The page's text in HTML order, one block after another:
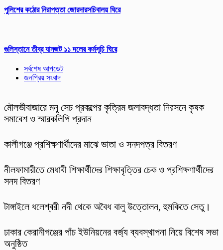
পুলিশের কঠোর নিরাপত্তা জোরদারসচিবালয় ঘিরে
গুলিস্তানে তীব্র যানজট ১১ দলের কর্মসূচি ঘিরে
সর্বশেষ আপডেট
জনপ্রিয় সংবাদ
মৌলভীবাজারে মনু সেচ প্রকল্পের কৃত্রিম জলাবদ্ধতা নিরসনে কৃষক
সমাবেশ ও স্মারকলিপি প্রদান
কালীগঞ্জে প্রশিক্ষণার্থীদের মাঝে ভাতা ও সনদপত্র বিতরণ
নীলফামারীতে মেধাবী শিক্ষার্থীদের শিক্ষাবৃত্তির চেক ও প্রশিক্ষণার্থীদের
সনদ বিতরণ
টাঙ্গাইলে ধলেশ্বরী নদী থেকে অবৈধ বালু উত্তোলন, হুমকিতে সেতু।
ঢাকার কেরানীগঞ্জের পাঁচ ইউনিয়নের বর্জ্য ব্যবস্থাপনা নিয়ে বিশেষ সভা
অনুষ্ঠিত